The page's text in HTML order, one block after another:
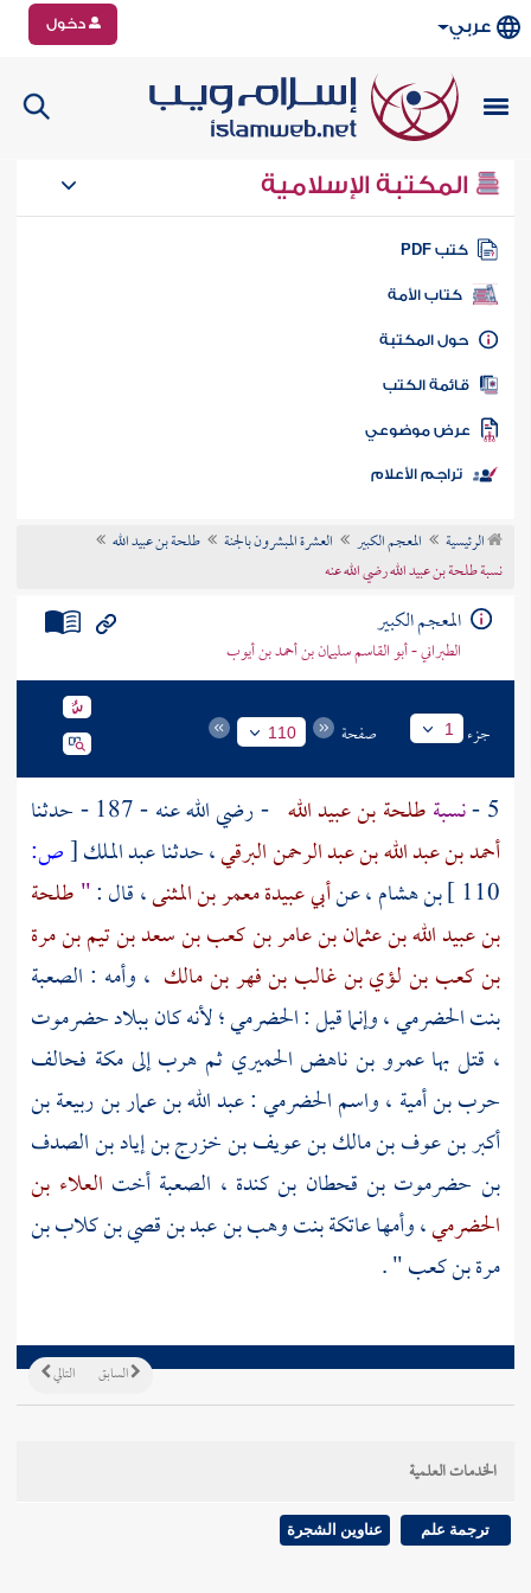
عربي دخول
المكتبة الإسلامية
كتب PDF
كتاب الأمة
المكتبة
الكتب
موضوعي
تراجم الأعلام
الرئيسية المعجم الكبير العشرة المبشرون بالجنة
طلحة بن عبيد الله
نسبة طلحة بن عبيد الله رضي الله عنه
المعجم الكبير
الطبراني - أبو القاسم سليمان بن أحمد بن أيوب
جزء 1 صفحة 110
5 - نسبةطلحة بن عبيد الله - رضي الله عنه - 187 - حدثنا
أحمد بن عبد الله بن عبد الرحمن البرقي، حدثناعبد الملك[ص:
110 ] بن هشام، عنأبي عبيدة معمر بن المثنى، قال :"طلحة
بن عبيد الله بن عثمان بن عامر بن كعب بن سعد بن تيم بن مرة
بن كعب بن لؤي بن غالب بن فهر بن مالك ، وأمه : الصعبة
بنت الحضرمي، وإنما قيل : الحضرمي ؛ لأنه كان ببلادحضرموت
، قتل بهاعمرو بن ناهض الحميري ثم هرب إلىمكة فحالف
حرب بن أمية ، واسم الحضرمي :عبد الله بن عمار بن ربيعة بن
أكبر بن عوف بن مالك بن عويف بن خزرج بن إياد بن الصدف
بن حضرموت بن قحطان بن كندة ، الصعبةأخت العلاء بن
الحضرمي، وأمهاعاتكة بنت وهب بن عبد بن قصي بن كلاب بن
مرة بن كعب" .
التالي السابق
الخدمات العلمية
ترجمة علم عناوين الشجرة